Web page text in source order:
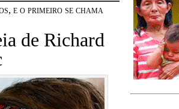
e o primeiro se chama
de Richard